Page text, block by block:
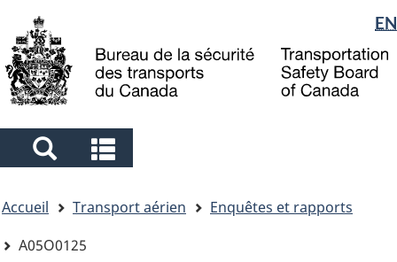
to
main
to
"About
government"
à
la
Sélection
de
la
langue
EN
Search
and
menus
and
menus
êtes
ici
Accueil Transport aérien
Enquêtes et rapports
A05O0125